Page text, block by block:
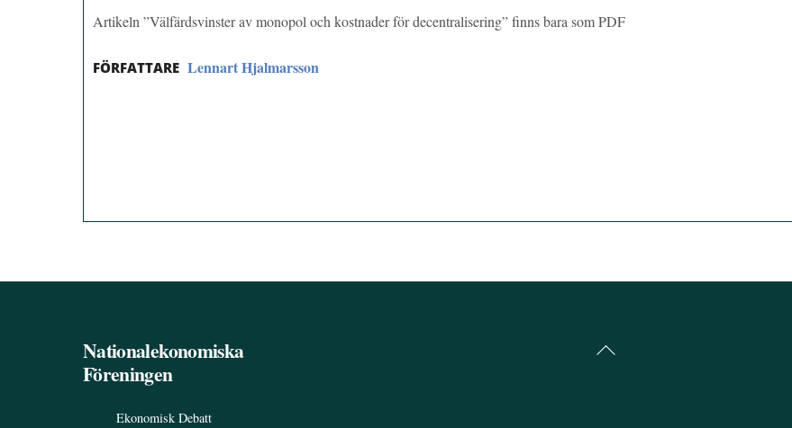
Artikeln ”Välfärdsvinster av monopol och kostnader för decentralisering” finns bara som PDF
FÖRFATTARE Lennart Hjalmarsson
Back
Nationalekonomiska
Föreningen
Ekonomisk Debatt